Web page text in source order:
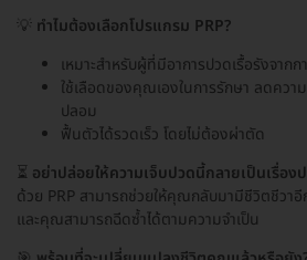
💡 ทำไมต้องเลือกโปรแกรม PRP?
เหมาะสำหรับผู้ที่มีอาการปวดเรื้อรังจาก
ใช้เลือดของคุณเองในการรักษา ลดควา
ปลอม
ฟื้นตัวได้รวดเร็ว โดยไม่ต้องผ่าตัด
⏳ อย่าปล่อยให้ความเจ็บปวดนี้กลายเป็นเรื่อง
ด้วย PRP สามารถช่วยให้คุณกลับมามีชีวิตชีวาอี
และคุณสามารถฉีดซ้ำได้ตามความจำเป็น